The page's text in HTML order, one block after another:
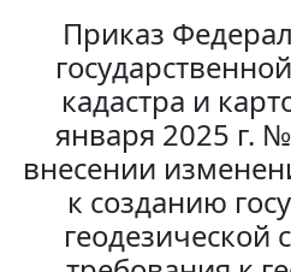
Приказ
кадастра и
января 2025 г.
внесении
к созданию
геодезической